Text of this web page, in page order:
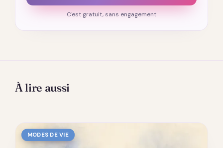
C'est gratuit, sans engagement
À lire aussi
MODES DE VIE